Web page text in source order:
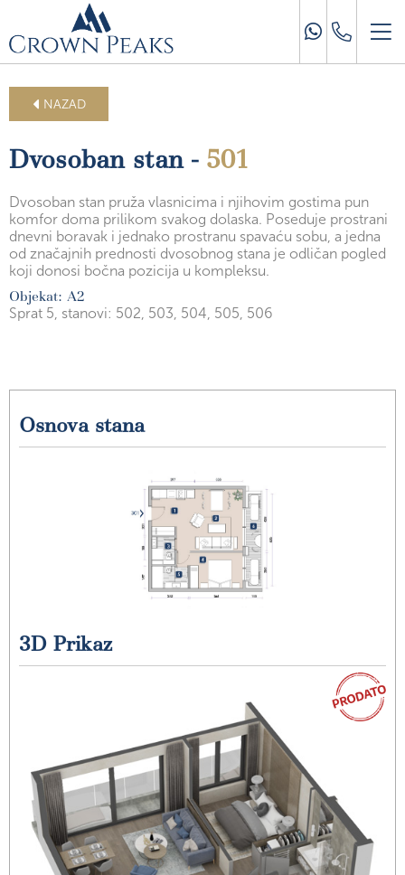
NAZAD
Dvosoban stan - 501
Dvosoban stan pruža vlasnicima i njihovim gostima pun
komfor doma prilikom svakog dolaska. Poseduje prostrani
dnevni boravak i jednako prostranu spavaću sobu, a jedna
od značajnih prednosti dvosobnog stana je odličan pogled
koji donosi bočna pozicija u kompleksu.
Objekat: A2
Sprat 5, stanovi: 502, 503, 504, 505, 506
Osnova stana
3D Prikaz